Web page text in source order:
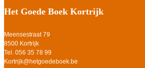
Het Goede Boek Kortrijk
Meensestraat 79
8500 Kortrijk
Tel. 056 35 78 99
Kortrijk@hetgoedeboek.be